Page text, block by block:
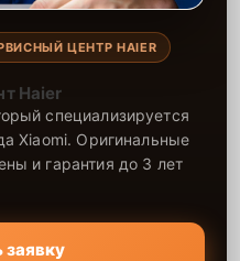
ЦЕНТР HAIER
Haier
специализируется
Xiaomi. Оригинальные
и гарантия до 3 лет
заявку